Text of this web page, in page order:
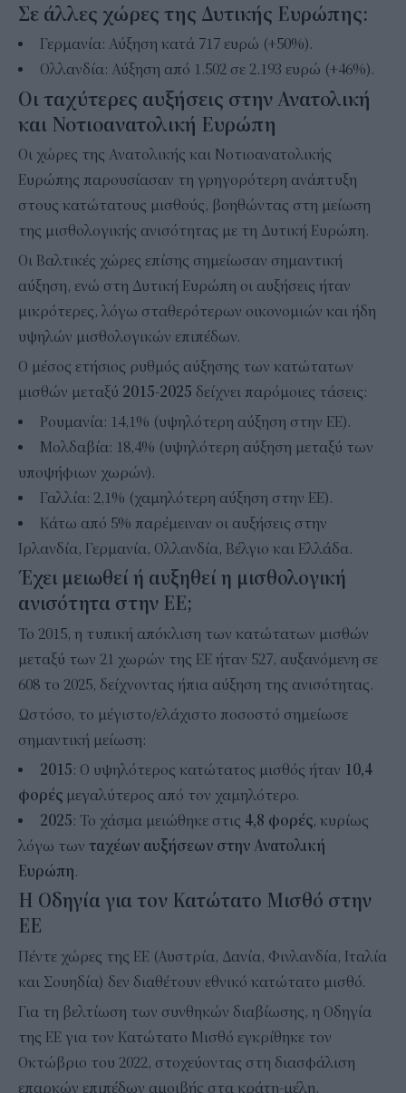
Σε άλλες χώρες της Δυτικής Ευρώπης:
Γερμανία: Αύξηση κατά 717 ευρώ (+50%).
Ολλανδία: Αύξηση από 1.502 σε 2.193 ευρώ (+46%).
Οι ταχύτερες αυξήσεις στην Ανατολική
και Νοτιοανατολική Ευρώπη
Οι χώρες της Ανατολικής και Νοτιοανατολικής
Ευρώπης παρουσίασαν τη γρηγορότερη ανάπτυξη
στους κατώτατους μισθούς, βοηθώντας στη μείωση
της μισθολογικής ανισότητας με τη Δυτική Ευρώπη.
Οι Βαλτικές χώρες επίσης σημείωσαν σημαντική
αύξηση, ενώ στη Δυτική Ευρώπη οι αυξήσεις ήταν
μικρότερες, λόγω σταθερότερων οικονομιών και ήδη
υψηλών μισθολογικών επιπέδων.
Ο μέσος ετήσιος ρυθμός αύξησης των κατώτατων
μισθών μεταξύ 2015-2025 δείχνει παρόμοιες τάσεις:
Ρουμανία: 14,1% (υψηλότερη αύξηση στην ΕΕ).
Μολδαβία: 18,4% (υψηλότερη αύξηση μεταξύ των
υποψήφιων χωρών).
Γαλλία: 2,1% (χαμηλότερη αύξηση στην ΕΕ).
Κάτω από 5% παρέμειναν οι αυξήσεις στην
Ιρλανδία, Γερμανία, Ολλανδία, Βέλγιο και Ελλάδα.
Έχει μειωθεί ή αυξηθεί η μισθολογική
ανισότητα στην ΕΕ;
Το 2015, η τυπική απόκλιση των κατώτατων μισθών
μεταξύ των 21 χωρών της ΕΕ ήταν 527, αυξανόμενη σε
608 το 2025, δείχνοντας ήπια αύξηση της ανισότητας.
Ωστόσο, το μέγιστο/ελάχιστο ποσοστό σημείωσε
σημαντική μείωση:
2015: Ο υψηλότερος κατώτατος μισθός ήταν 10,4
φορές μεγαλύτερος από τον χαμηλότερο.
2025: Το χάσμα μειώθηκε στις 4,8 φορές, κυρίως
λόγω των ταχέων αυξήσεων στην Ανατολική
Ευρώπη.
Η Οδηγία για τον Κατώτατο Μισθό στην
ΕΕ
Πέντε χώρες της ΕΕ (Αυστρία, Δανία, Φινλανδία, Ιταλία
και Σουηδία) δεν διαθέτουν εθνικό κατώτατο μισθό.
Για τη βελτίωση των συνθηκών διαβίωσης, η Οδηγία
της ΕΕ για τον Κατώτατο Μισθό εγκρίθηκε τον
Οκτώβριο του 2022, στοχεύοντας στη διασφάλιση
επαρκών επιπέδων αμοιβής στα κράτη-μέλη.